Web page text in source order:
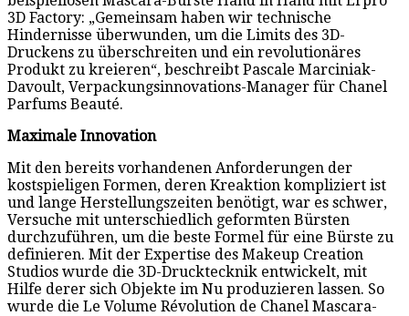
3D Factory: „Gemeinsam haben wir technische
Hindernisse überwunden, um die Limits des 3D-
Druckens zu überschreiten und ein revolutionäres
Produkt zu kreieren“, beschreibt Pascale Marciniak-
Davoult, Verpackungsinnovations-Manager für Chanel
Parfums Beauté.
Maximale Innovation
Mit den bereits vorhandenen Anforderungen der
kostspieligen Formen, deren Kreaktion kompliziert ist
und lange Herstellungszeiten benötigt, war es schwer,
Versuche mit unterschiedlich geformten Bürsten
durchzuführen, um die beste Formel für eine Bürste zu
definieren. Mit der Expertise des Makeup Creation
Studios wurde die 3D-Drucktecknik entwickelt, mit
Hilfe derer sich Objekte im Nu produzieren lassen. So
wurde die Le Volume Révolution de Chanel Mascara-